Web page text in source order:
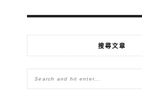
搜尋文章